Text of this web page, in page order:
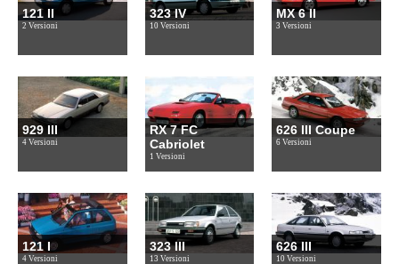
121 II
2 Versioni
323 IV
10 Versioni
MX 6 II
3 Versioni
929 III
4 Versioni
RX 7 FC
Cabriolet
1 Versioni
626 III Coupe
6 Versioni
121 I
4 Versioni
323 III
13 Versioni
626 III
10 Versioni